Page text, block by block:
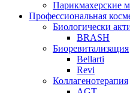
Парикмахерские
Профессиональная
Биологически
BRASH
Биоревитализация
Bellarti
Revi
Коллагенотерапия